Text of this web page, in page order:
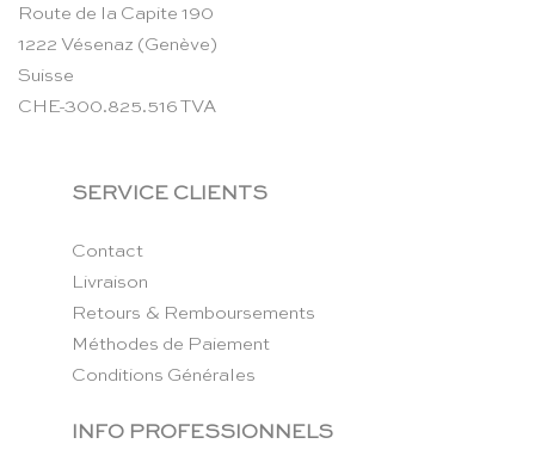
Route de la Capite 190
1222 Vésenaz (Genève)
Suisse
CHE-300.825.516 TVA
SERVICE CLIENTS
Contact
Livraison
Retours & Remboursements
Méthodes de Paiement
Conditions Générales
INFO PROFESSIONNELS